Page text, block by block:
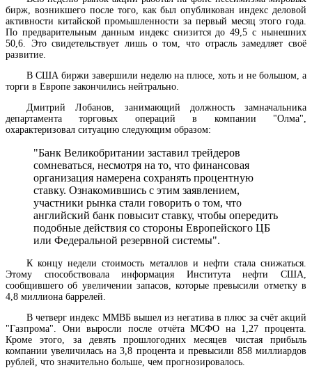
бирж, возникшего после того, как был опубликован индекс деловой
активности китайской промышленности за первый месяц этого года.
По предварительным данным индекс снизится до 49,5 с нынешних
50,6. Это свидетельствует лишь о том, что отрасль замедляет своё
развитие.
В США биржи завершили неделю на плюсе, хоть и не большом, а
торги в Европе закончились нейтрально.
Дмитрий Лобанов, занимающий должность замначальника
департамента торговых операций в компании "Олма",
охарактеризовал ситуацию следующим образом:
"Банк Великобритании заставил трейдеров
сомневаться, несмотря на то, что финансовая
организация намерена сохранять процентную
ставку. Ознакомившись с этим заявлением,
участники рынка стали говорить о том, что
английский банк повысит ставку, чтобы опередить
подобные действия со стороны Европейского ЦБ
или Федеральной резервной системы".
К концу недели стоимость металлов и нефти стала снижаться.
Этому способствовала информация Института нефти США,
сообщившего об увеличении запасов, которые превысили отметку в
4,8 миллиона баррелей.
В четверг индекс ММВБ вышел из негатива в плюс за счёт акций
"Газпрома". Они выросли после отчёта МСФО на 1,27 процента.
Кроме этого, за девять прошлогодних месяцев чистая прибыль
компании увеличилась на 3,8 процента и превысили 858 миллиардов
рублей, что значительно больше, чем прогнозировалось.